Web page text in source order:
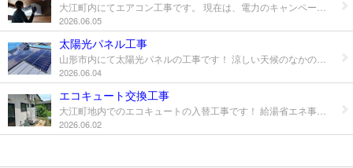
2026.06.05
太陽光パネル工事
2026.06.04
エコキュート交換工事
2026.06.02